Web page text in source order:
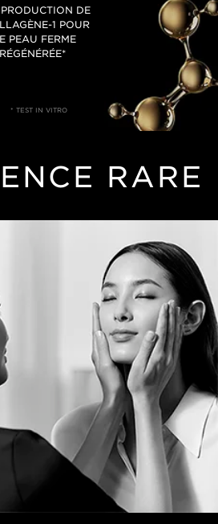
DE
1 POUR
PEAU FERME
* TEST IN VITRO
RARE